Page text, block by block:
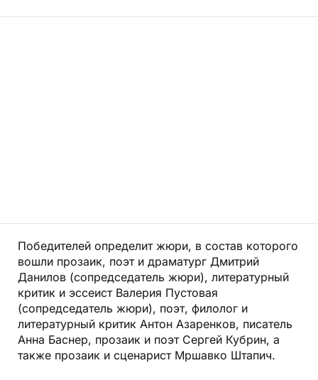
Победителей определит жюри, в состав которого
вошли прозаик, поэт и драматург Дмитрий
Данилов (сопредседатель жюри), литературный
критик и эссеист Валерия Пустовая
(сопредседатель жюри), поэт, филолог и
литературный критик Антон Азаренков, писатель
Анна Баснер, прозаик и поэт Сергей Кубрин, а
также прозаик и сценарист Мршавко Штапич.